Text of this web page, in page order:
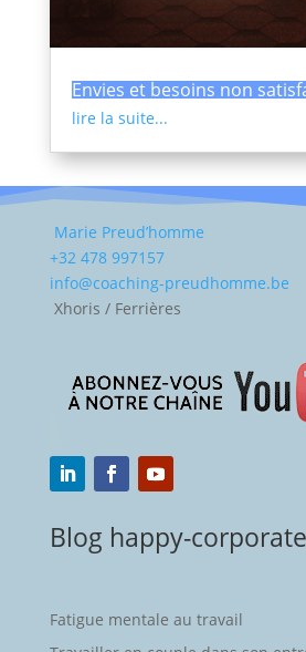
Envies et besoins non
lire la suite...
Marie Preud’homme
+32 478 997157
info@coaching-preudhomme.be
Xhoris / Ferrières
Blog happy-
Fatigue mentale au travail